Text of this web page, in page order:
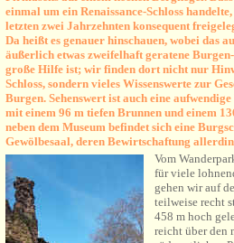
einmal um ein Renaissance-Schloss
letzten zwei Jahrzehnten konsequent
Da heißt es genauer hinschauen, wobei das
äußerlich etwas zweifelhaft geratene
große Hilfe ist; wir finden dort nicht nur
Schloss, sondern vieles Wissenswerte zur
Burgen. Sehenswert ist auch eine
mit einem 96 m tiefen Brunnen und einem
neben dem Museum befindet sich eine
Gewölbesaal, deren Bewirtschaftung
Vom
für viele
gehen wir auf
teilweise recht
458 m hoch
reicht über den